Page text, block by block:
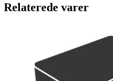
Relaterede varer